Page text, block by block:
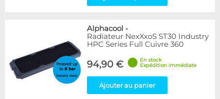
Alphacool -
Radiateur NexXxoS ST30 Industry
HPC Series Full Cuivre 360
94,90 €
En stock
Expédition immédiate
Ajouter au panier